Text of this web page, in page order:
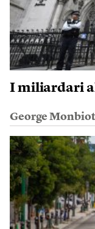
I miliardari
George Monbiot